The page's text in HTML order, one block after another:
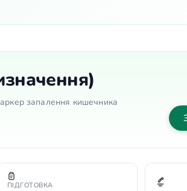
запалення кишечника
ПІДГОТОВКА